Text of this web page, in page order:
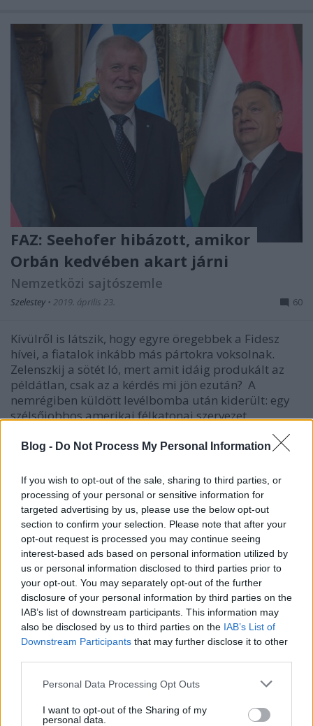
Blog - Do Not Process My Personal Information
If you wish to opt-out of the sale, sharing to third parties, or
processing of your personal or sensitive information for
targeted advertising by us, please use the below opt-out
section to confirm your selection. Please note that after your
opt-out request is processed you may continue seeing
interest-based ads based on personal information utilized by
us or personal information disclosed to third parties prior to
your opt-out. You may separately opt-out of the further
disclosure of your personal information by third parties on the
IAB’s list of downstream participants. This information may
also be disclosed by us to third parties on the IAB’s List of
Downstream Participants that may further disclose it to other
Please note that this website/app uses one or more Google
not limited to your visit or usage behaviour. You may click to
Personal Data Processing Opt Outs
I want to opt-out of the Sharing of my
personal data.
FAZ: Seehofer hibázott, amikor
Orbán kedvében akart járni
Nemzetközi sajtószemle
Szelestey • 2019. április 23. 60
Kívülről is látszik, hogy egyre öregebbek a Fidesz
hívei, a fiatalok inkább más pártokra voksolnak.
Zelenszkij a sötét ló, mert amit idáig produkált az
példátlan, csak az a kérdés mi jön ezután? A
nemrégiben küldött levélbomba után kiderült: egy
szélsőjobbos amerikai félkatonai szervezet …
Az EP-választáson Európa sorsa dől el
a nacionalista idegengyűlölők és
liberalizmus híveinek csatájában